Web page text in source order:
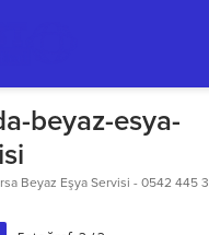
beyaz-esya-
Beyaz Eşya Servisi - 0542 445 3